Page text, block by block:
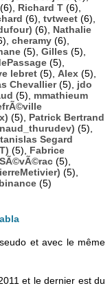
(6), Richard T (6),
(6), tvtweet (6),
(6), Nathalie
cheramy (6),
(5), Gilles (5),
(5),
lebret (5), Alex (5),
Chevallier(5), jdo
(5), mmathieum
(5), Patrick Bertrand
(5),
Segard
(5), Fabrice
(5),
(5),
binance (5)
et avec le même
et le dernier est du